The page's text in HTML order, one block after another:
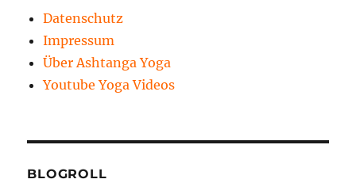
Datenschutz
Impressum
Über Ashtanga Yoga
Youtube Yoga Videos
BLOGROLL